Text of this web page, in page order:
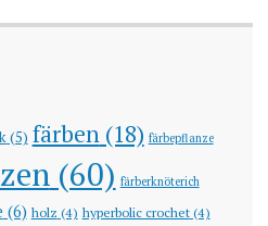
(5) färben (18) färbepflanze
(60) färberknöterich
(6) holz (4) hyperbolic crochet(4)